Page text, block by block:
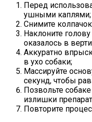
Перед
ушными каплями;
Снимите
Наклоните
оказалось в
Аккуратно
в ухо собаки;
Массируйте
секунд, чтобы
Позвольте
излишки
Повторите